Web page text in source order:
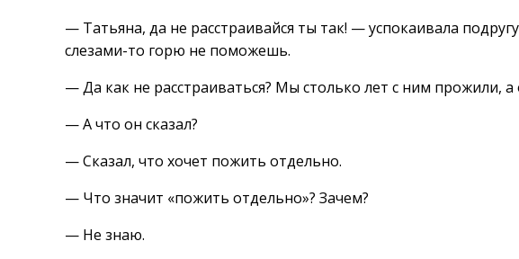
— Татьяна, да не расстраивайся ты так! — успокаивала
слезами-то горю не поможешь.
— Да как не расстраиваться? Мы столько лет с ним прожили, а
— А что он сказал?
— Сказал, что хочет пожить отдельно.
— Что значит «пожить отдельно»? Зачем?
— Не знаю.